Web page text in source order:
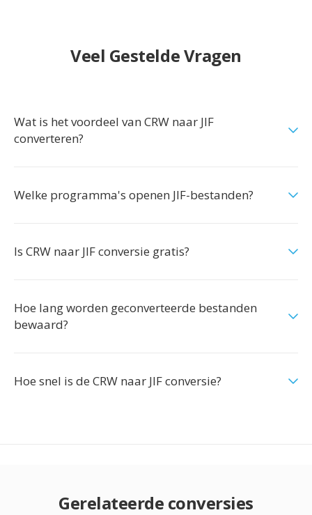
Veel Gestelde Vragen
Wat is het voordeel van CRW naar JIF
converteren?
Welke programma's openen JIF-bestanden?
Is CRW naar JIF conversie gratis?
Hoe lang worden geconverteerde bestanden
bewaard?
Hoe snel is de CRW naar JIF conversie?
Gerelateerde conversies